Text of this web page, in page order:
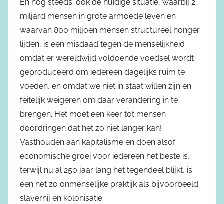
miljard mensen in grote armoede leven en
waarvan 800 miljoen mensen structureel honger
lijden, is een misdaad tegen de menselijkheid
omdat er wereldwijd voldoende voedsel wordt
geproduceerd om iedereen dagelijks ruim te
voeden, en omdat we niet in staat willen zijn en
feitelijk weigeren om daar verandering in te
brengen. Het moet een keer tot mensen
doordringen dat het zo niet langer kan!
Vasthouden aan kapitalisme en doen alsof
economische groei voor iedereen het beste is,
terwijl nu al 250 jaar lang het tegendeel blijkt, is
een net zo onmenselijke praktijk als bijvoorbeeld
slavernij en kolonisatie.